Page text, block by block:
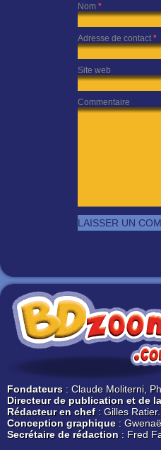
Nom *
Adresse de contact *
Site web
Commentaire
Fondateurs : Claude Moliterni,
Directeur de publication et de
Rédacteur en chef: Gilles Ratier.
Conception graphique:
Secrétaire de rédaction : Fred